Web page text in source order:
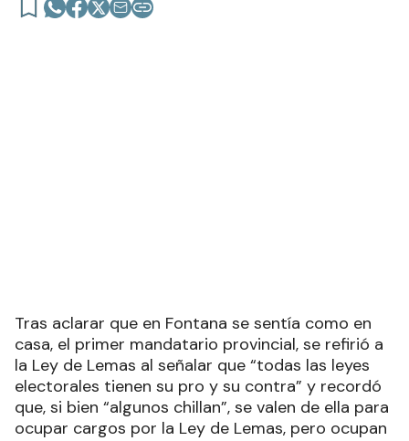
Tras aclarar que en Fontana se sentía como en
casa, el primer mandatario provincial, se refirió a
la Ley de Lemas al señalar que “todas las leyes
electorales tienen su pro y su contra” y recordó
que, si bien “algunos chillan”, se valen de ella para
ocupar cargos por la Ley de Lemas, pero ocupan